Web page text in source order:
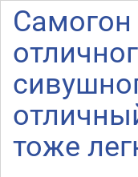
Самогон
тоже